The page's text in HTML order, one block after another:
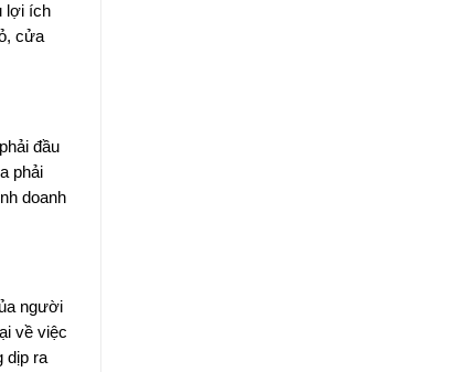
lợi ích
cửa
đầu
phải
doanh
người
về việc
dịp ra